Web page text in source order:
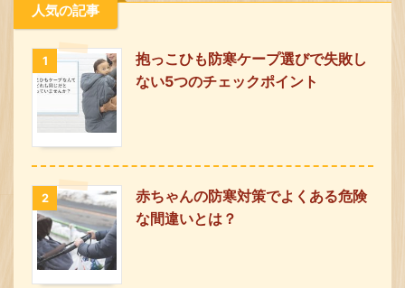
人気の記事
1
抱っこひも防寒ケープ選びで失敗し
ない5つのチェックポイント
2
赤ちゃんの防寒対策でよくある危険
な間違いとは？